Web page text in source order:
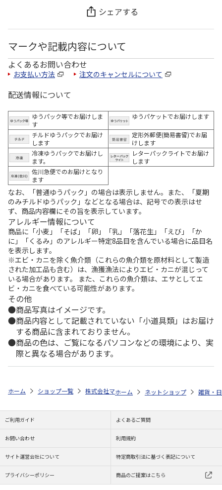
シェアする
マークや記載内容について
よくあるお問い合わせ
お支払い方法 注文のキャンセルについて
配送情報について
ゆうパック等でお届けしま
す
ゆうパケットでお届けします
チルドゆうパックでお届け
します
定形外郵便(簡易書留)でお届
けします
冷凍ゆうパックでお届けし
ます。
レターパックライトでお届け
します
佐川急便でのお届けとなり
ます
なお、「普通ゆうパック」の場合は表示しません。また、「夏期
のみチルドゆうパック」などとなる場合は、記号での表示はせ
ず、商品内容欄にその旨を表示しています。
アレルギー情報について
商品に「小麦」「そば」「卵」「乳」「落花生」「えび」「か
に」「くるみ」のアレルギー特定8品目を含んでいる場合に品目名
を表示します。
※エビ・カニを除く魚介類（これらの魚介類を原材料として製造
された加工品も含む）は、漁獲漁法によりエビ・カニが混じって
いる場合があります。 また、これらの魚介類は、エサとしてエ
ビ・カニを食べている可能性があります。
その他
商品写真はイメージです。
商品内容として記載されていない「小道具類」はお届け
する商品に含まれておりません。
商品の色は、ご覧になるパソコンなどの環境により、実
際と異なる場合があります。
ホーム ショップ一覧 株式会社マインド ポケモン パターカバー ゲ
ホーム ネットショップ 雑貨・
ご利用ガイド よくあるご質問
お問い合わせ 利用規約
サイト運営会社について 特定商取引法に基づく表記について
プライバシーポリシー 商品のご提案はこちら